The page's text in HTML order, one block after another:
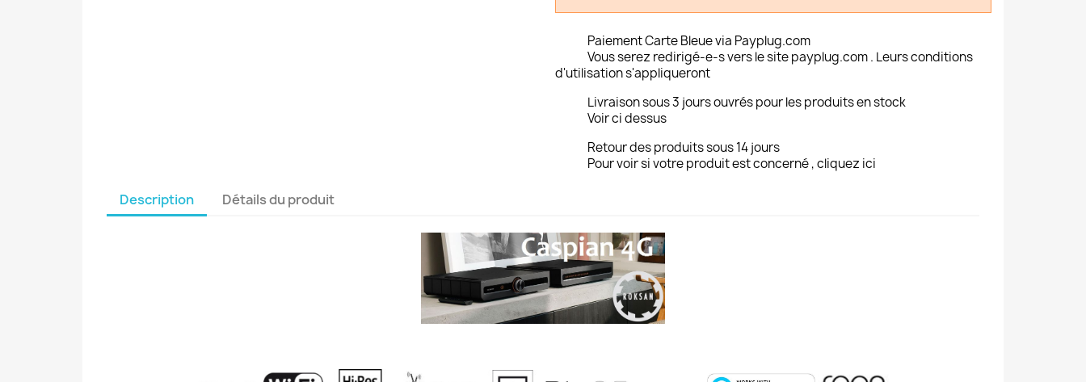
Paiement Carte Bleue via Payplug.com
Vous serez redirigé-e-s vers le site payplug.com . Leurs conditions
d'utilisation s'appliqueront
Livraison sous 3 jours ouvrés pour les produits en stock
Voir ci dessus
Retour des produits sous 14 jours
Pour voir si votre produit est concerné , cliquez ici
Description Détails du produit